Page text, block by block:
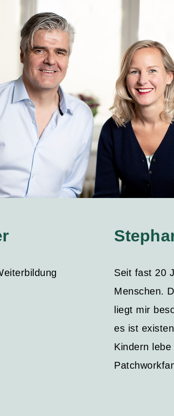
Seit fast 20
Menschen.
liegt mir
es ist
Kindern